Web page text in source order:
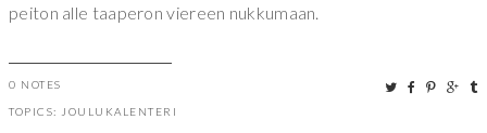
peiton alle taaperon viereen nukkumaan.
0 NOTES
TOPICS: JOULUKALENTERI